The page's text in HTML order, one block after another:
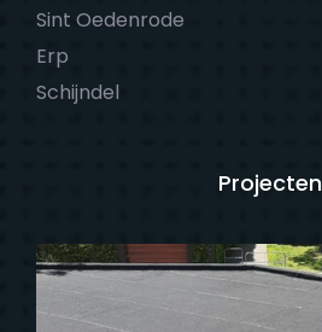
Sint Oedenrode
Erp
Schijndel
Projecten